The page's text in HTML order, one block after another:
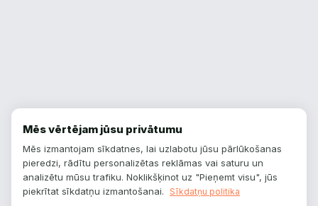
Mēs vērtējam jūsu privātumu
Mēs izmantojam sīkdatnes, lai uzlabotu jūsu pārlūkošanas
pieredzi, rādītu personalizētas reklāmas vai saturu un
analizētu mūsu trafiku. Noklikšķinot uz "Pieņemt visu", jūs
piekrītat sīkdatņu izmantošanai. Sīkdatņu politika